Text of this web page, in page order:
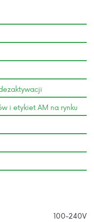
i etykiet AM na rynku
100-240V